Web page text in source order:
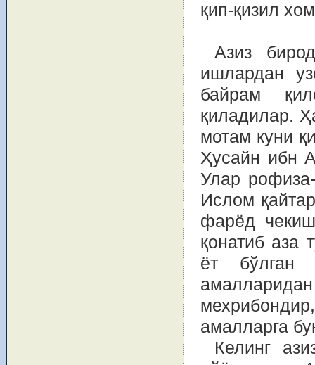
қип-қизил
Азиз
ишлардан
байрам
қиладилар.
мотам куни
Ҳусайн ибн
Улар
Ислом
фарёд
қонатиб аза
ёт бўлган
амалларга
Келинг